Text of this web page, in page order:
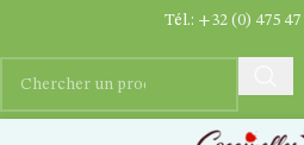
Tél.: +32 (0) 475 47